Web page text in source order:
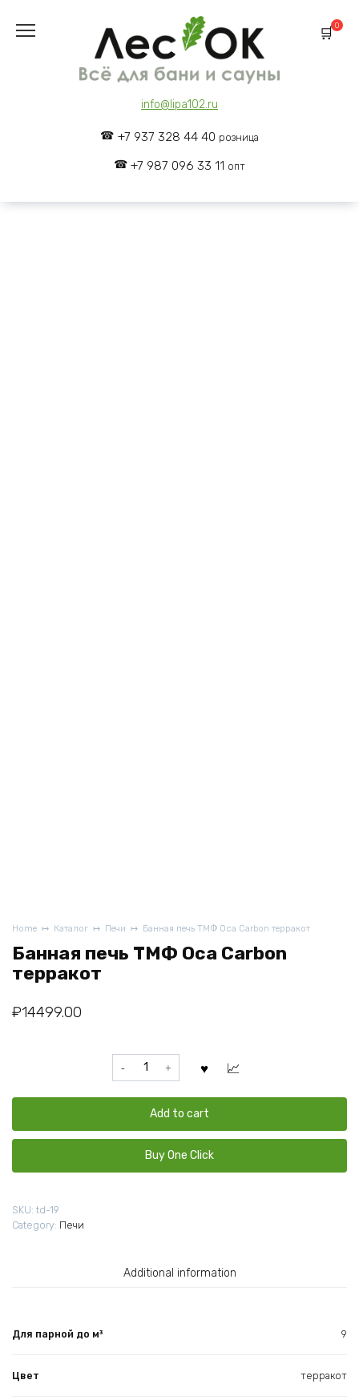
content
info@lipa102.ru
+7 937 328 44 40 розница
+7 987 096 33 11 опт
0
Home Каталог Печи Банная печь ТМФ Оса Carbon терракот
Банная печь ТМФ Оса Carbon
терракот
₽14499.00
Банная
печь
ТМФ
Carbon
quantity
Add to cart
Buy One Click
SKU: td-19
Category: Печи
Additional information
Для парной до м³ 9
Цвет терракот